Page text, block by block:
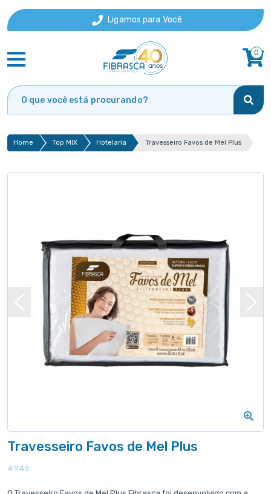
Ligamos para Você
0
Home Top MIX Hotelaria Travesseiro Favos de Mel Plus
Travesseiro Favos de Mel Plus
4945